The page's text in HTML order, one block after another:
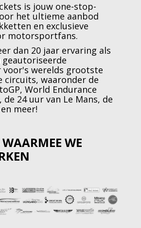
is jouw one-stop-
het ultieme aanbod
en exclusieve
motorsportfans.
dan 20 jaar ervaring als
werelds grootste
circuits, waaronder de
World Endurance
24 uur van Le Mans, de
meer!
WE